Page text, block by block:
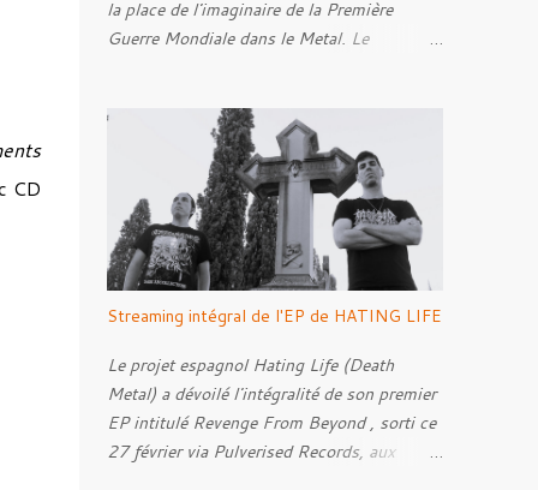
CD
la place de l'imaginaire de la Première
Guerre Mondiale dans le Metal. Le
s'empare des représentations de la Grande
Guerre, entre démarche mémorielle, regard
critique et fascination pour ses symboles.
Pour alimenter cette réflexion, Tracks est
allé à la rencontre de Noise ( Kanonenfieber
) et de Dmytro Kumar ( 1914 ), qui
reviennent sur leur intérêt pour la Première
Guerre mondiale. Le documentaire donne
également la parole au producteur Kristian
"Kohle" Kohlmannslehner, collaborateur de
1914 , ainsi qu'à l'historien Ralf Raths,
directeur du Musée allemand des blindés de
Streaming intégral de l'EP de HATING LIFE
Le projet espagnol Hating Life (Death
Metal) a dévoilé l'intégralité de son premier
EP intitulé Revenge From Beyond , sorti ce
27 février via Pulverised Records, aux